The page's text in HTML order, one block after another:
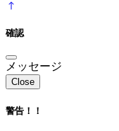
確認
メッセージ
Close
警告！！